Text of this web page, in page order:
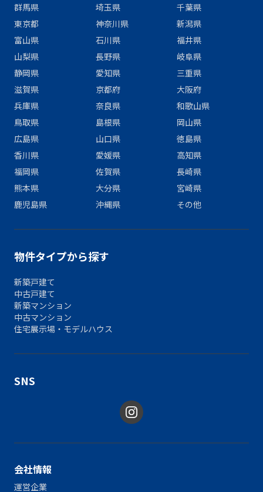
群馬県
埼玉県
千葉県
東京都
神奈川県
新潟県
富山県
石川県
福井県
山梨県
長野県
岐阜県
静岡県
愛知県
三重県
滋賀県
京都府
大阪府
兵庫県
奈良県
和歌山県
鳥取県
島根県
岡山県
広島県
山口県
徳島県
香川県
愛媛県
高知県
福岡県
佐賀県
長崎県
熊本県
大分県
宮崎県
鹿児島県
沖縄県 その他
物件タイプから探す
新築戸建て
中古戸建て
新築マンション
中古マンション
住宅展示場・モデルハウス
SNS
会社情報
運営企業